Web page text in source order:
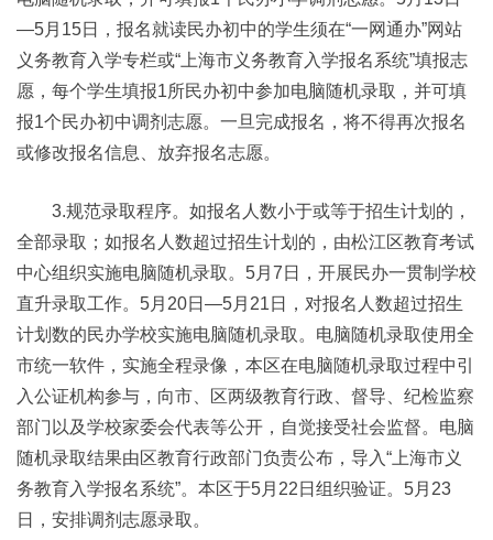
—5月15日，报名就读民办初中的学生须在“一网通办”网站
义务教育入学专栏或“上海市义务教育入学报名系统”填报志
愿，每个学生填报1所民办初中参加电脑随机录取，并可填
报1个民办初中调剂志愿。一旦完成报名，将不得再次报名
或修改报名信息、放弃报名志愿。
3.规范录取程序。如报名人数小于或等于招生计划的，
全部录取；如报名人数超过招生计划的，由松江区教育考试
中心组织实施电脑随机录取。5月7日，开展民办一贯制学校
直升录取工作。5月20日—5月21日，对报名人数超过招生
计划数的民办学校实施电脑随机录取。电脑随机录取使用全
市统一软件，实施全程录像，本区在电脑随机录取过程中引
入公证机构参与，向市、区两级教育行政、督导、纪检监察
部门以及学校家委会代表等公开，自觉接受社会监督。电脑
随机录取结果由区教育行政部门负责公布，导入“上海市义
务教育入学报名系统”。本区于5月22日组织验证。5月23
日，安排调剂志愿录取。